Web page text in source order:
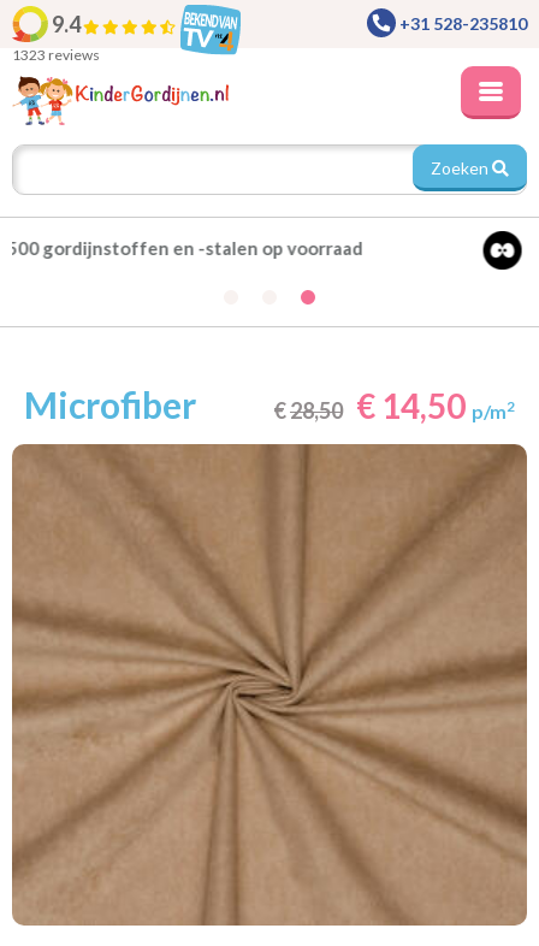
9.4
1323 reviews
+31 528-235810
Zoeken
Alle gordijnen verduisterend leverbaar
Microfiber €28,50 € 14,50 p/m2